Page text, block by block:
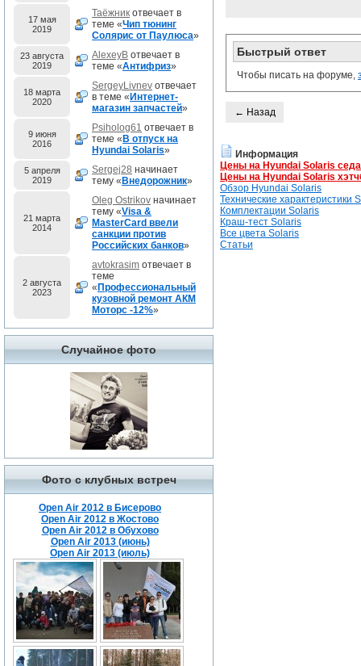
17 мая
2019
Таёжник отвечает в
теме «Чип тюнинг
Солярис от Паулюса»
23 августа
2019
AlexeyB отвечает в
теме «Антифриз»
18 марта
2020
SergeyLivnev отвечает
в теме « Интернет-
магазин запчастей»
9 июня
2016
Psiholog61 отвечает в
теме « В отпуск на
Hyundai Solaris»
5 апреля
2019
Sergej28 начинает
тему « Внедорожник»
21 марта
2014
Oleg Ostrikov начинает
тему «Visa &
MasterCard ввели
санкции против
Российских банков»
2 августа
2023
avtokrasim отвечает в
теме
« Профессиональный
кузовной ремонт АКМ
Моторс -12%»
Случайное фото
Фото с клубных встреч
Open Air 2012 в Бисерово
Open Air 2012 в Жостово
Open Air 2012 в Обухово
Open Air 2013 (июнь)
Open Air 2013 (июль)
Быстрый ответ
Чтобы писать на форуме,
← Назад
Информация
Цены на Hyundai Solaris
Цены на Hyundai Solaris
Обзор Hyundai Solaris
Технические характеристики
Комплектации Solaris
Краш-тест Solaris
Все цвета Solaris
Статьи